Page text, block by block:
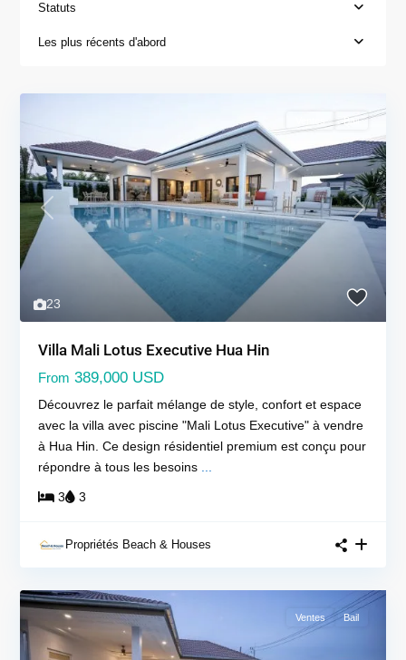
Statuts
Les plus récents d'abord
23
Previous Next
Ventes Bail
Villa Mali Lotus Executive Hua Hin
From 389,000 USD
Découvrez le parfait mélange de style, confort et espace
avec la villa avec piscine "Mali Lotus Executive" à vendre
à Hua Hin. Ce design résidentiel premium est conçu pour
répondre à tous les besoins ...
3 3
Propriétés Beach & Houses
Ventes Bail